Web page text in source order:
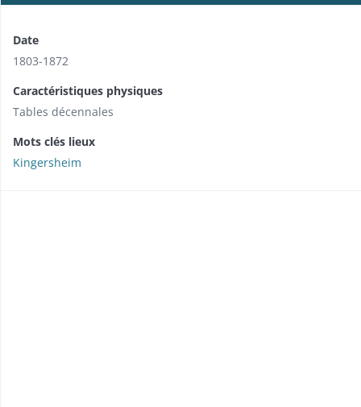
Date
1803-1872
Caractéristiques physiques
Tables décennales
Mots clés lieux
Kingersheim